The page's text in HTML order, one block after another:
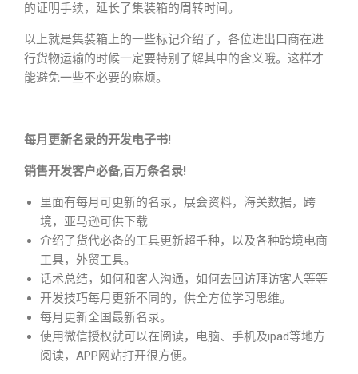
的证明手续，延长了集装箱的周转时间。
以上就是集装箱上的一些标记介绍了，各位进出口商在进
行货物运输的时候一定要特别了解其中的含义哦。这样才
能避免一些不必要的麻烦。
每月更新名录的开发电子书!
销售开发客户必备,百万条名录!
里面有每月可更新的名录，展会资料，海关数据，跨
境，亚马逊可供下载
介绍了货代必备的工具更新超千种，以及各种跨境电商
工具，外贸工具。
话术总结，如何和客人沟通，如何去回访拜访客人等等
开发技巧每月更新不同的，供全方位学习思维。
每月更新全国最新名录。
使用微信授权就可以在阅读，电脑、手机及ipad等地方
阅读，APP网站打开很方便。